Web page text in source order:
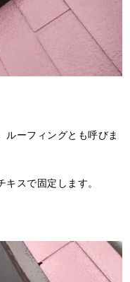
ーフィングとも呼びま
スで固定します。